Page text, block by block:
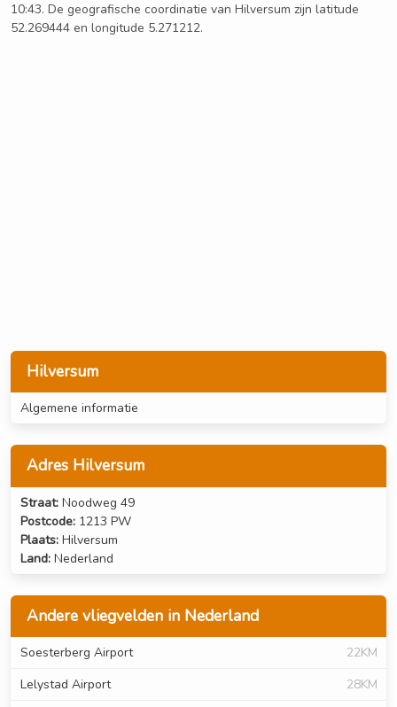
Hilversum
Algemene informatie
Adres Hilversum
Straat:Noodweg 49
Postcode:1213 PW
Plaats: Hilversum
Land:Nederland
Andere vliegvelden in Nederland
Soesterberg Airport
22KM
Lelystad Airport
28KM
10:43. De geografische coordinatie van Hilversum zijn latitude
52.269444 en longitude 5.271212.